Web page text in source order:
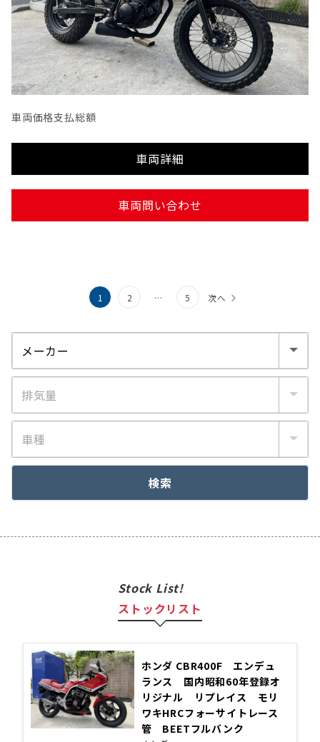
車両価格支払総額
車両詳細
車両問い合わせ
の
ペ
ー
ジ
送
り
1 2 … 5 次へ
検索
Stock List!
ストックリスト
ホンダ CBR400F エンデュ
ランス 国内昭和60年登録オ
リジナル リプレイス モリ
ワキHRCフォーサイトレース
管 BEETフルバンク